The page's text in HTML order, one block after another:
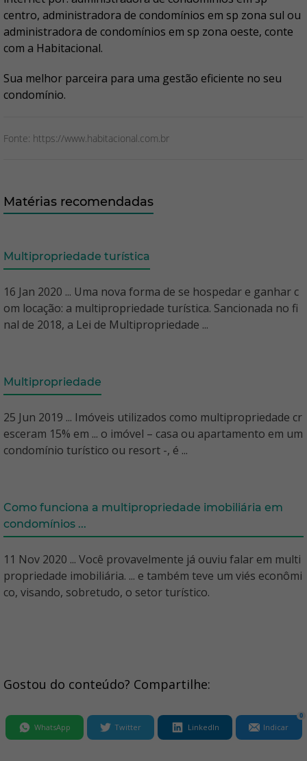
centro, administradora de condomínios em sp zona sul ou
administradora de condomínios em sp zona oeste, conte
com a Habitacional.
Sua melhor parceira para uma gestão eficiente no seu
condomínio.
Fonte: https://www.habitacional.com.br
Matérias recomendadas
Multipropriedade turística
16 Jan 2020 ... Uma nova forma de se hospedar e ganhar c
om locação: a multipropriedade turística. Sancionada no fi
nal de 2018, a Lei de Multipropriedade ...
Multipropriedade
25 Jun 2019 ... Imóveis utilizados como multipropriedade cr
esceram 15% em ... o imóvel – casa ou apartamento em um
condomínio turístico ou resort -, é ...
Como funciona a multipropriedade imobiliária em
condomínios ...
11 Nov 2020 ... Você provavelmente já ouviu falar em multi
propriedade imobiliária. ... e também teve um viés econômi
co, visando, sobretudo, o setor turístico.
Gostou do conteúdo? Compartilhe:
WhatsApp Twitter LinkedIn Indicar
0